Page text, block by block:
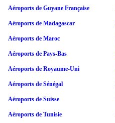
Aéroports de Guyane Française
Aéroports de Madagascar
Aéroports de Maroc
Aéroports de Pays-Bas
Aéroports de Royaume-Uni
Aéroports de Sénégal
Aéroports de Suisse
Aéroports de Tunisie